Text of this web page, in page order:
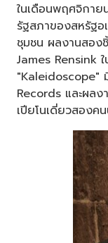
ในเดือนพฤศจิกา
รัฐสภาของสหรัฐอ
ชุมชน ผลงานสอง
James Rensink
"Kaleidoscope"
Records และผลง
เปียโนเดี่ยวสองค